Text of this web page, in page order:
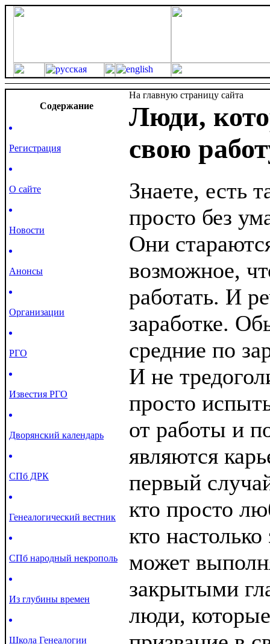
Cодержание
Регистрация
О сайте
Новости
Анонсы
Организации
РГО
Известия РГО
Дворянский календарь
СПб ДРК
Генеалогический вестник
СПб народный некрополь
Из глубины времен
Школа Генеалогии
На главную страницу сайта
Люди,
свою
Знаете, есть
просто без
Они
возможное,
работать. И
заработке.
средние по
И не
просто
от работы и
являются
первый
кто просто
кто
может
закрытыми
люди,